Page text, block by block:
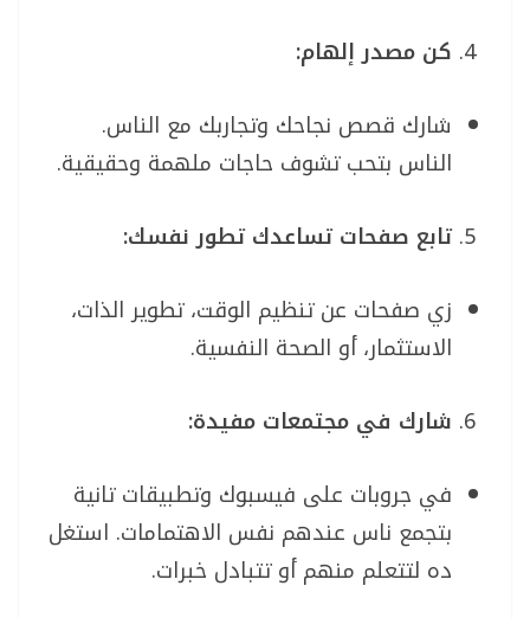
كن مصدر إلهام:
شارك قصص نجاحك وتجاربك مع الناس.
الناس بتحب تشوف حاجات ملهمة وحقيقية.
تابع صفحات تساعدك تطور نفسك:
زي صفحات عن تنظيم الوقت، تطوير الذات،
الاستثمار، أو الصحة النفسية.
شارك في مجتمعات مفيدة:
في جروبات على فيسبوك وتطبيقات تانية
بتجمع ناس عندهم نفس الاهتمامات. استغل
ده لتتعلم منهم أو تتبادل خبرات.